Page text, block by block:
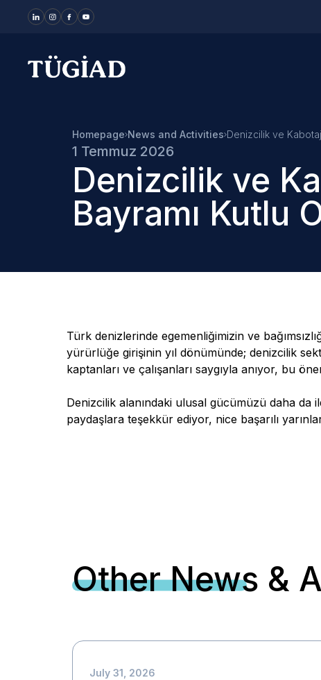
Your Company
Homepage News and Activities Denizcilik ve
1 Temmuz 2026
Denizcilik ve
Bayramı Kutlu
Türk denizlerinde egemenliğimizin ve
yürürlüğe girişinin yıl dönümünde; denizcilik
kaptanları ve çalışanları saygıyla anıyor, bu
Denizcilik alanındaki ulusal gücümüzü daha da
paydaşlara teşekkür ediyor, nice başarılı
Other News &
July 31, 2026